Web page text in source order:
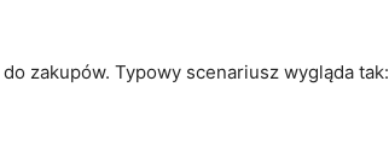
zakupów. Typowy scenariusz wygląda tak: